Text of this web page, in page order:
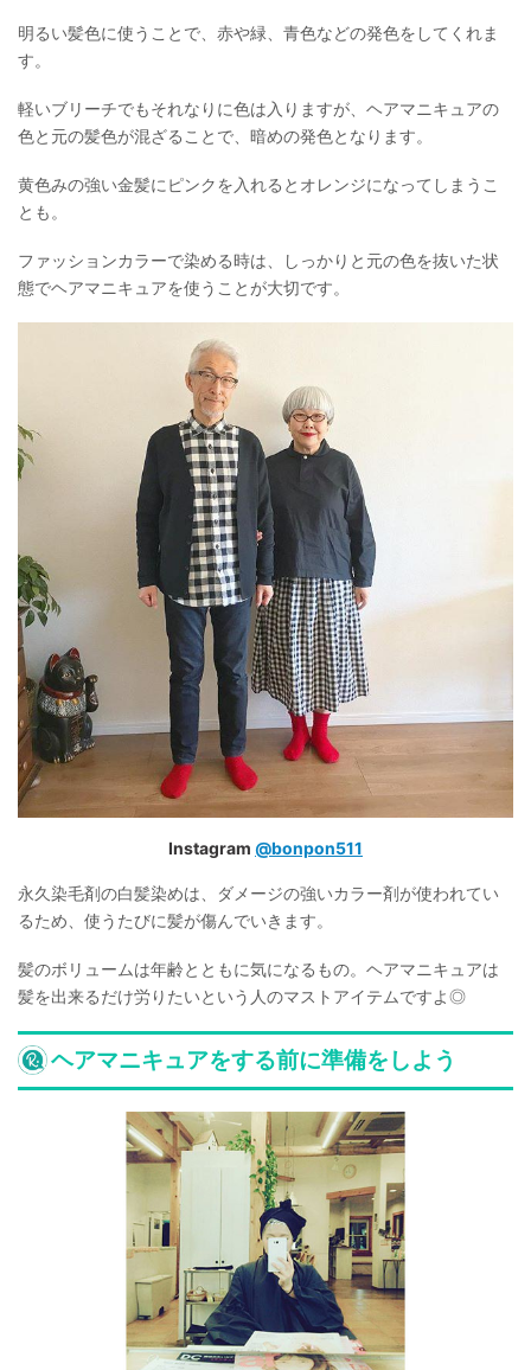
明るい髪色に使うことで、赤や緑、青色などの発色をしてくれま
す。
軽いブリーチでもそれなりに色は入りますが、ヘアマニキュアの
色と元の髪色が混ざることで、暗めの発色となります。
黄色みの強い金髪にピンクを入れるとオレンジになってしまうこ
とも。
ファッションカラーで染める時は、しっかりと元の色を抜いた状
態でヘアマニキュアを使うことが大切です。
Instagram @bonpon511
永久染毛剤の白髪染めは、ダメージの強いカラー剤が使われてい
るため、使うたびに髪が傷んでいきます。
髪のボリュームは年齢とともに気になるもの。ヘアマニキュアは
髪を出来るだけ労りたいという人のマストアイテムですよ◎
ヘアマニキュアをする前に準備をしよう